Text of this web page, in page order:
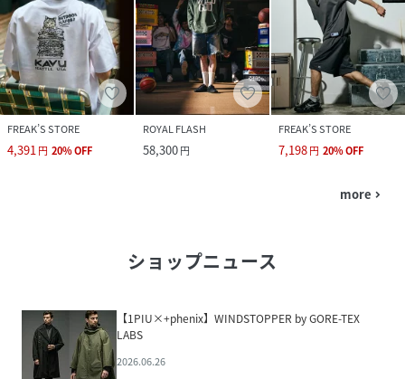
FREAK’S STORE
4,391円 20%OFF
ROYAL FLASH
58,300円
FREAK’S STORE
7,198円 20%OFF
more navigate_next
ショップニュース
【1PIU×+phenix】WINDSTOPPER by GORE-TEX
LABS
2026.06.26